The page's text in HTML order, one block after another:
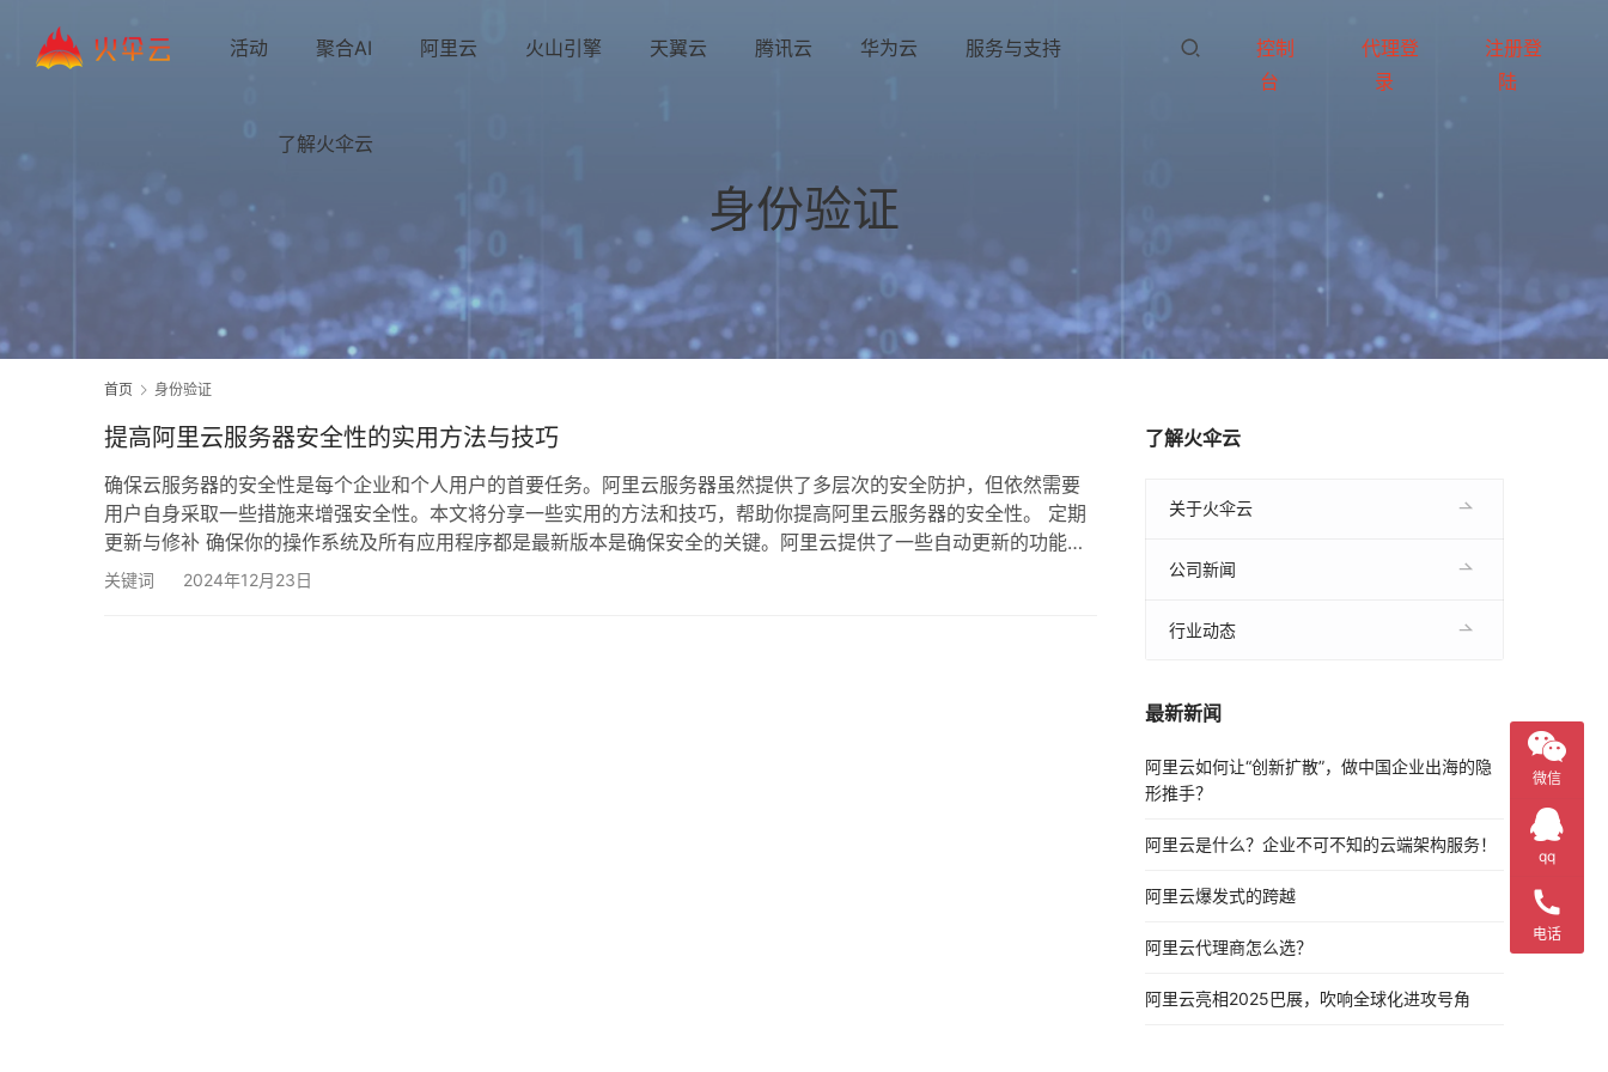
活动 聚合AI 阿里云 火山引擎 天翼云 腾讯云 华为云 服务与支持
了解火伞云
控制
台
代理登
录
注册登
陆
身份验证
首页 身份验证
提高阿里云服务器安全性的实用方法与技巧
确保云服务器的安全性是每个企业和个人用户的首要任务。阿里云服务器虽然提供了多层次的安全防护，但依然需要
用户自身采取一些措施来增强安全性。本文将分享一些实用的方法和技巧，帮助你提高阿里云服务器的安全性。 定期
更新与修补 确保你的操作系统及所有应用程序都是最新版本是确保安全的关键。阿里云提供了一些自动更新的功能，
可以及时为你安装修补程序。若使用自定义软件，务必定期检查其更新情况并及时进行修补。 强化口令与身份验证 使
关键词 2024年12月23日
了解火伞云
关于火伞云
公司新闻
行业动态
最新新闻
阿里云如何让“创新扩散”，做中国企业出海的隐
形推手？
阿里云是什么？企业不可不知的云端架构服务！
阿里云爆发式的跨越
阿里云代理商怎么选？
阿里云亮相2025巴展，吹响全球化进攻号角
微信
qq
电话